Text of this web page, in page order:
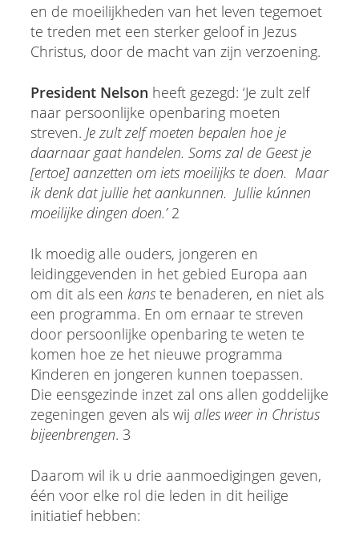
en de moeilijkheden van het leven tegemoet
te treden met een sterker geloof in Jezus
Christus, door de macht van zijn verzoening.
President Nelson heeft gezegd: ‘Je zult zelf
naar persoonlijke openbaring moeten
streven. Je zult zelf moeten bepalen hoe je
daarnaar gaat handelen. Soms zal de Geest je
[ertoe] aanzetten om iets moeilijks te doen. Maar
ik denk dat jullie het aankunnen. Jullie kúnnen
moeilijke dingen doen.’2
Ik moedig alle ouders, jongeren en
leidinggevenden in het gebied Europa aan
om dit als een kanste benaderen, en niet als
een programma. En om ernaar te streven
door persoonlijke openbaring te weten te
komen hoe ze het nieuwe programma
Kinderen en jongeren kunnen toepassen.
Die eensgezinde inzet zal ons allen goddelijke
zegeningen geven als wij alles weer in Christus
bijeenbrengen. 3
Daarom wil ik u drie aanmoedigingen geven,
één voor elke rol die leden in dit heilige
initiatief hebben: